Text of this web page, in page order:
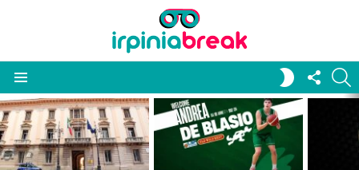
SWITCH
SKIN
US
LATEST
STORIES